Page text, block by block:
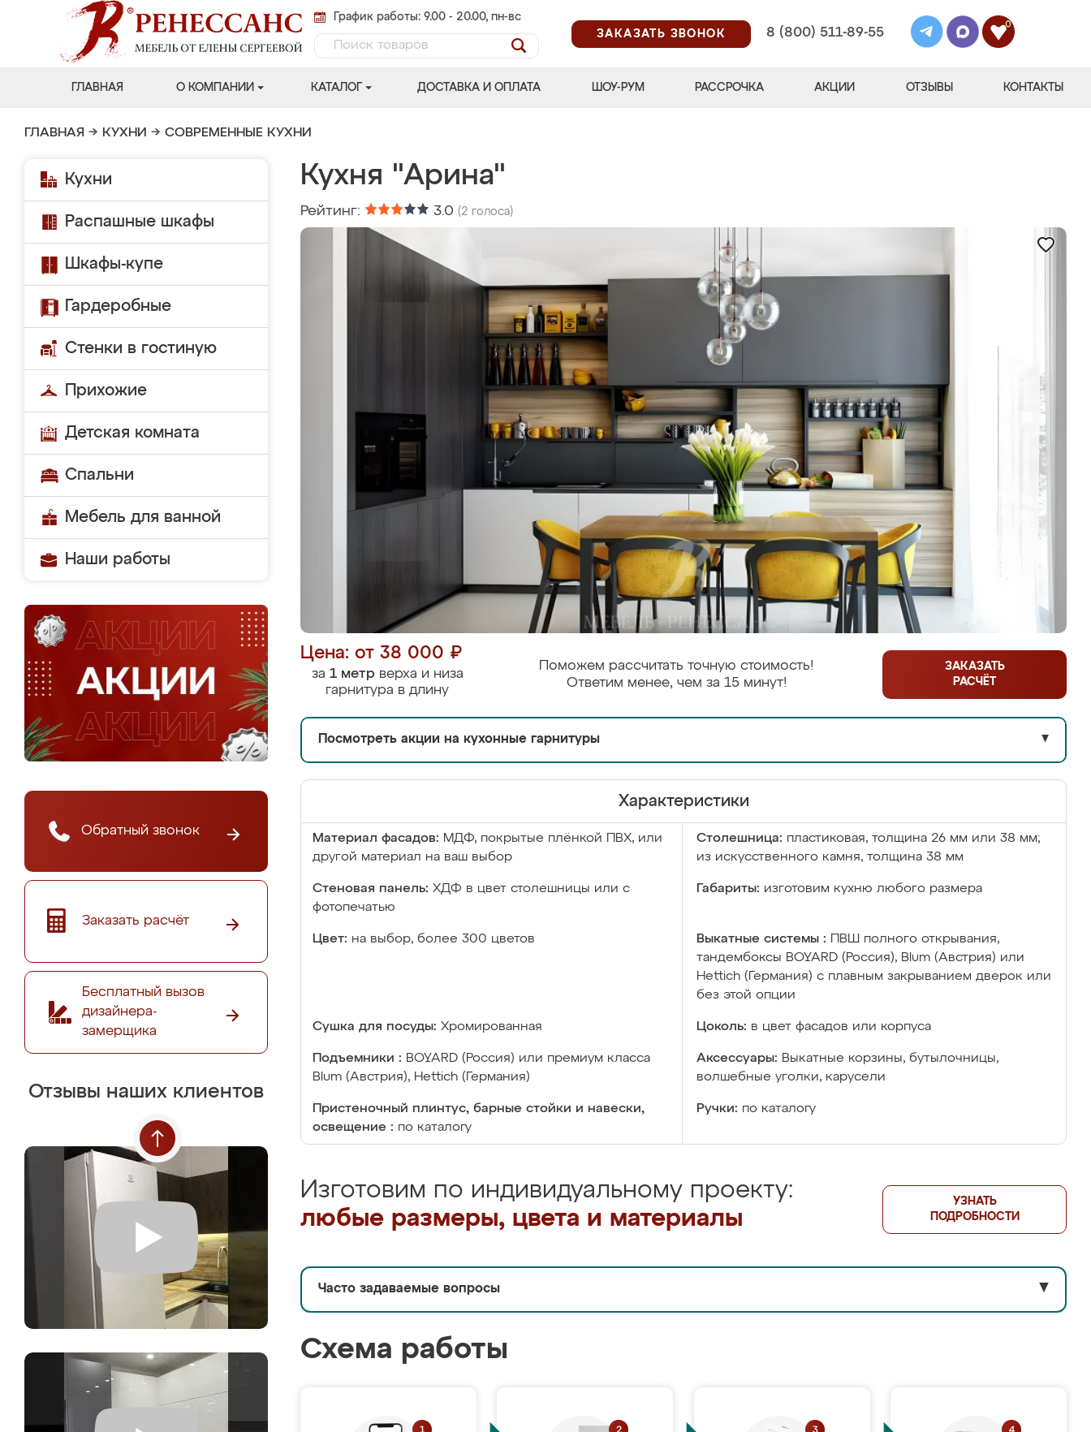
График работы: 9.00 - 20.00, пн-вс
ЗАКАЗАТЬ ЗВОНОК
8 (800) 511-89-55
0
ГЛАВНАЯ О КОМПАНИИ КАТАЛОГ ДОСТАВКА И ОПЛАТА ШОУ-РУМ РАССРОЧКА АКЦИИ ОТЗЫВЫ КОНТАКТЫ
ГЛАВНАЯ → КУХНИ → СОВРЕМЕННЫЕ КУХНИ
Кухни
Распашные шкафы
Шкафы-купе
Гардеробные
Стенки в гостиную
Прихожие
Детская комната
Спальни
Мебель для ванной
Наши работы
Обратный звонок
Заказать расчёт
Бесплатный вызов
дизайнера-
замерщика
Отзывы наших клиентов
Кухня "Арина"
Рейтинг: 3.0 (2 голоса)
Цена: от 38 000 ₽
за 1 метрверха и низа
гарнитура в длину
Поможем рассчитать точную стоимость!
Ответим менее, чем за 15 минут!
ЗАКАЗАТЬ
РАСЧЁТ
Посмотреть акции на кухонные гарнитуры ▼
Характеристики
Материал фасадов: МДФ, покрытые плёнкой ПВХ, или
другой материал на ваш выбор
Столешница: пластиковая, толщина 26 мм или 38 мм;
из искусственного камня, толщина 38 мм
Стеновая панель: ХДФ в цвет столешницы или с
фотопечатью
Габариты: изготовим кухню любого размера
Цвет: на выбор, более 300 цветов Выкатные системы :
ПВШ полного открывания,
тандембоксы BOYARD (Россия), Blum (Австрия) или
Hettich (Германия) с плавным закрыванием дверок или
без этой опции
Сушка для посуды: Хромированная Цоколь: в цвет фасадов или корпуса
Подъемники : BOYARD (Россия) или премиум класса
Blum (Австрия), Hettich (Германия)
Аксессуары: Выкатные корзины, бутылочницы,
волшебные уголки, карусели
Пристеночный плинтус, барные стойки и навески,
освещение : по каталогу
Ручки: по каталогу
Изготовим по индивидуальному проекту:
любые размеры, цвета и материалы
УЗНАТЬ
ПОДРОБНОСТИ
Часто задаваемые вопросы ▼
Схема работы